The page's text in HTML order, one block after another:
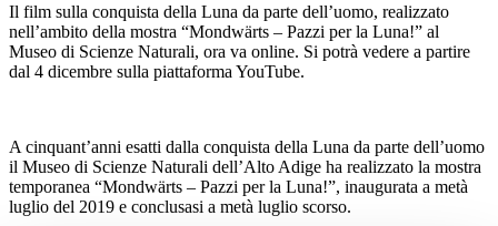
Il film sulla conquista della Luna da parte dell’uomo, realizzato
nell’ambito della mostra “Mondwärts – Pazzi per la Luna!” al
Museo di Scienze Naturali, ora va online. Si potrà vedere a partire
dal 4 dicembre sulla piattaforma YouTube.
A cinquant’anni esatti dalla conquista della Luna da parte dell’uomo
il Museo di Scienze Naturali dell’Alto Adige ha realizzato la mostra
temporanea “Mondwärts – Pazzi per la Luna!”, inaugurata a metà
luglio del 2019 e conclusasi a metà luglio scorso.